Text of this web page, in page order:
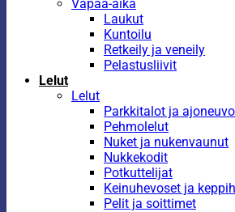
Vapaa-aika
Laukut
Kuntoilu
Retkeily ja veneily
Pelastusliivit
Lelut
Lelut
Parkkitalot ja
Pehmolelut
Nuket ja nukenvaunut
Nukkekodit
Potkuttelijat
Keinuhevoset ja
Pelit ja soittimet